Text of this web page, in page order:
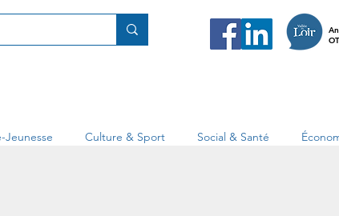
Jeunesse Culture & Sport Social & Santé